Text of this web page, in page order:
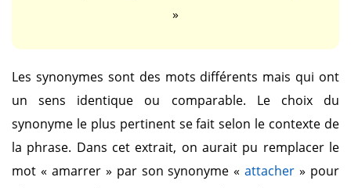
»
Les synonymes sont des mots différents mais qui ont
un sens identique ou comparable. Le choix du
synonyme le plus pertinent se fait selon le contexte de
la phrase. Dans cet extrait, on aurait pu remplacer le
mot « amarrer » par son synonyme«attacher » pour